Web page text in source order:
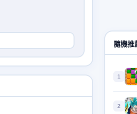
隨機推
1
2